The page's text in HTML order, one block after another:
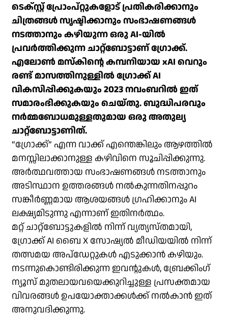
ടെക്സ്റ്റ് പ്രോംപ്റ്റുകളോട് പ്രതികരിക്കാനും
ചിത്രങ്ങൾ സൃഷ്ടിക്കാനും സംഭാഷണങ്ങൾ
നടത്താനും കഴിയുന്ന ഒരു AI-യിൽ
പ്രവർത്തിക്കുന്ന ചാറ്റ്ബോട്ടാണ് ഗ്രോക്ക്.
എലോൺ മസ്‌കിന്റെ കമ്പനിയായ xAI വെറും
രണ്ട് മാസത്തിനുള്ളിൽ ഗ്രോക്ക് AI
വികസിപ്പിക്കുകയും 2023 നവംബറിൽ ഇത്
സമാരംഭിക്കുകയും ചെയ്തു. ബുദ്ധിപരവും
നർമ്മബോധമുള്ളതുമായ ഒരു അതുല്യ
ചാറ്റ്ബോട്ടാണിത്.
“ഗ്രോക്ക്” എന്ന വാക്ക് എന്തെങ്കിലും ആഴത്തിൽ
മനസ്സിലാക്കാനുള്ള കഴിവിനെ സൂചിപ്പിക്കുന്നു.
അർത്ഥവത്തായ സംഭാഷണങ്ങൾ നടത്താനും
അടിസ്ഥാന ഉത്തരങ്ങൾ നൽകുന്നതിനപ്പുറം
സങ്കീർണ്ണമായ ആശയങ്ങൾ ഗ്രഹിക്കാനും AI
ലക്ഷ്യമിടുന്നു എന്നാണ് ഇതിനർത്ഥം.
മറ്റ് ചാറ്റ്ബോട്ടുകളിൽ നിന്ന് വ്യത്യസ്തമായി,
ഗ്രോക്ക് AI ബൈ X സോഷ്യൽ മീഡിയയിൽ നിന്ന്
തത്സമയ അപ്‌ഡേറ്റുകൾ എടുക്കാൻ കഴിയും.
നടന്നുകൊണ്ടിരിക്കുന്ന ഇവന്റുകൾ, ബ്രേക്കിംഗ്
ന്യൂസ് മുതലായവയെക്കുറിച്ചുള്ള പ്രസക്തമായ
വിവരങ്ങൾ ഉപയോക്താക്കൾക്ക് നൽകാൻ ഇത്
അനുവദിക്കുന്നു.